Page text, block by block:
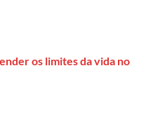
os limites da vida no